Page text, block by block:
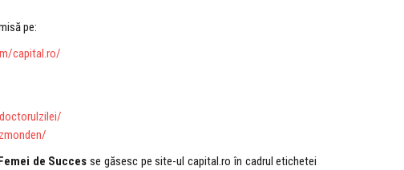
pe:
capital.ro/
de Successe găsesc pe site-ul capital.ro în cadrul etichetei